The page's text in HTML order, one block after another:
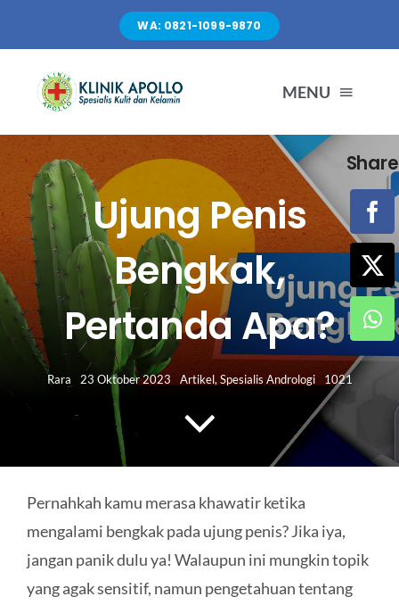
content
WA: 0821-1099-9870
MENU
TENTANG KAMI
LAYANAN
FASILITAS
ARTIKEL
Ujung Penis
Bengkak,
Pertanda Apa?
Rara 23 Oktober 2023 Artikel,Spesialis Andrologi 1021
Pernahkah kamu merasa khawatir ketika
mengalami bengkak pada ujung penis? Jika iya,
jangan panik dulu ya! Walaupun ini mungkin topik
yang agak sensitif, namun pengetahuan tentang
Share